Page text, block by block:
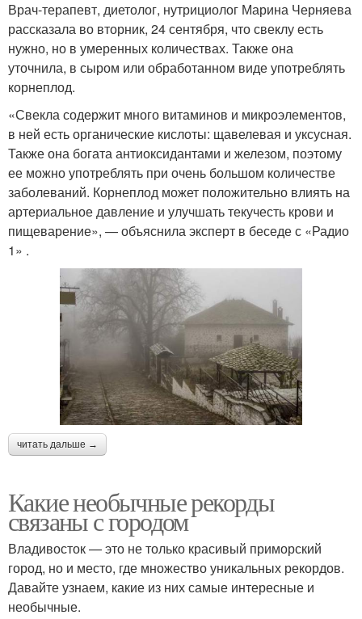
Врач-терапевт, диетолог, нутрициолог Марина Черняева
рассказала во вторник, 24 сентября, что свеклу есть
нужно, но в умеренных количествах. Также она
уточнила, в сыром или обработанном виде употреблять
корнеплод.
«Свекла содержит много витаминов и микроэлементов,
в ней есть органические кислоты: щавелевая и уксусная.
Также она богата антиоксидантами и железом, поэтому
ее можно употреблять при очень большом количестве
заболеваний. Корнеплод может положительно влиять на
артериальное давление и улучшать текучесть крови и
пищеварение», — объяснила эксперт в беседе с «Радио
1» .
читать дальше →
Какие необычные рекорды
связаны с городом
Владивосток — это не только красивый приморский
город, но и место, где множество уникальных рекордов.
Давайте узнаем, какие из них самые интересные и
необычные.